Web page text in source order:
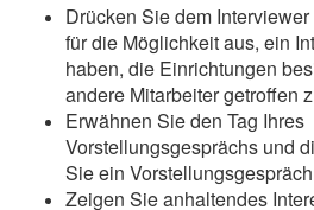
Drücken Sie dem
für die Möglichkeit aus, ein
haben, die Einrichtungen
andere Mitarbeiter getroffen
Erwähnen Sie den Tag Ihres
Vorstellungsgesprächs und
Sie ein
Zeigen Sie anhaltendes